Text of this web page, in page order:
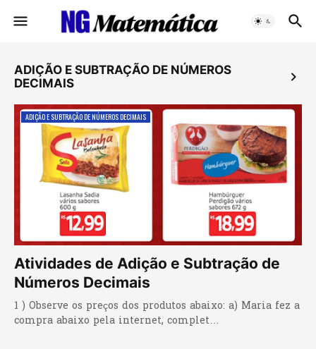
ADIÇÃO E SUBTRAÇÃO DE NÚMEROS
DECIMAIS
ADIÇÃO E SUBTRAÇÃO DE NÚMEROS DECIMAIS
Atividades de Adição e Subtração de
Números Decimais
1 ) Observe os preços dos produtos abaixo: a) Maria fez a
compra abaixo pela internet, complet…